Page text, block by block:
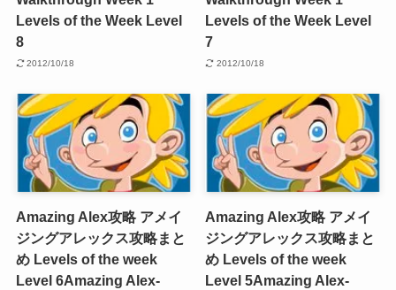
Levels of the Week Level
8
2012/10/18
Levels of the Week Level
7
2012/10/18
Amazing Alex攻略 アメイ
ジングアレックス攻略まと
め Levels of the week
Level 6Amazing Alex-
Amazing Alex攻略 アメイ
ジングアレックス攻略まと
め Levels of the week
Level 5Amazing Alex-